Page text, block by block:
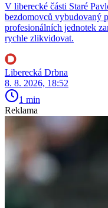
V liberecké části Staré
bezdomovců vybudovaný
profesionálních jednotek
rychle zlikvidovat.
Liberecká Drbna
8. 8. 2026, 18:52
1 min
Reklama